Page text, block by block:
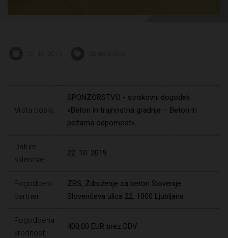
Vrsta posla:
SPONZORSTVO - strokovni dogodek
»Beton in trajnostna gradnja – Beton in
požarna odpornost«
Datum
sklenitve:
22. 10. 2019
Pogodbeni
partner:
ZBS, Združenje za beton Slovenije
Slovenčeva ulica 22, 1000 Ljubljana
Pogodbena
vrednost:
400,00 EUR brez DDV